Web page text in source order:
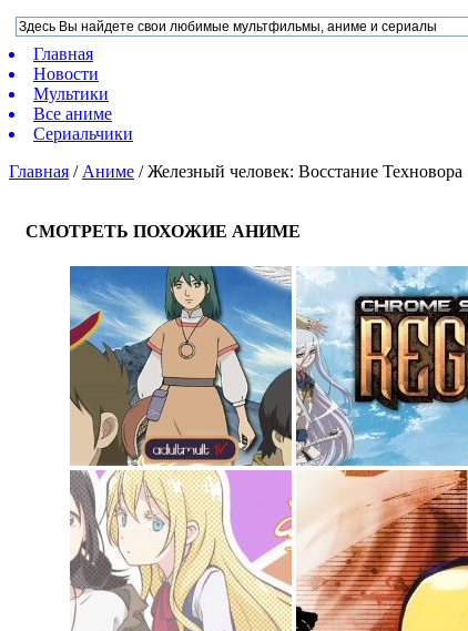
Главная
Новости
Мультики
Все аниме
Сериальчики
Главная / Аниме /Железный человек: Восстание Техновора
СМОТРЕТЬ ПОХОЖИЕ АНИМЕ